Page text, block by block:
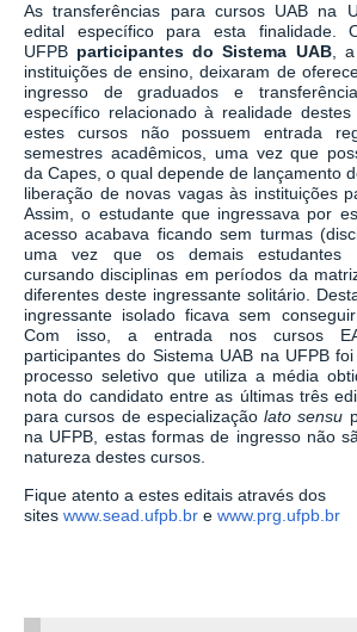
As transferências para cursos UAB na
edital específico para esta finalidade.
UFPB participantes do Sistema UAB, a
instituições de ensino, deixaram de
ingresso de graduados e
específico relacionado à realidade
estes cursos não possuem entrada
semestres acadêmicos, uma vez que
da Capes, o qual depende de lançamento
liberação de novas vagas às instituições
Assim, o estudante que ingressava por
acesso acabava ficando sem turmas
uma vez que os demais estudantes
cursando disciplinas em períodos da
diferentes deste ingressante solitário.
ingressante isolado ficava sem
Com isso, a entrada nos cursos
participantes do Sistema UAB na UFPB
processo seletivo que utiliza a média
nota do candidato entre as últimas três
para cursos de especialização lato sensu
na UFPB, estas formas de ingresso não
natureza destes cursos.
Fique atento a estes editais através dos
sites www.sead.ufpb.br e www.prg.ufpb.br